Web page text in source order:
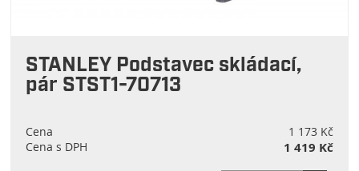
STANLEY Podstavec skládací,
pár STST1-70713
Cena
1 173 Kč
Cena s DPH
1 419 Kč